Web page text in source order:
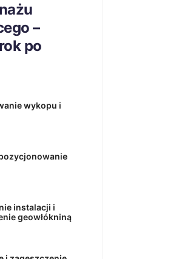
–
po
wykopu i
instalacji i
geowłókniną